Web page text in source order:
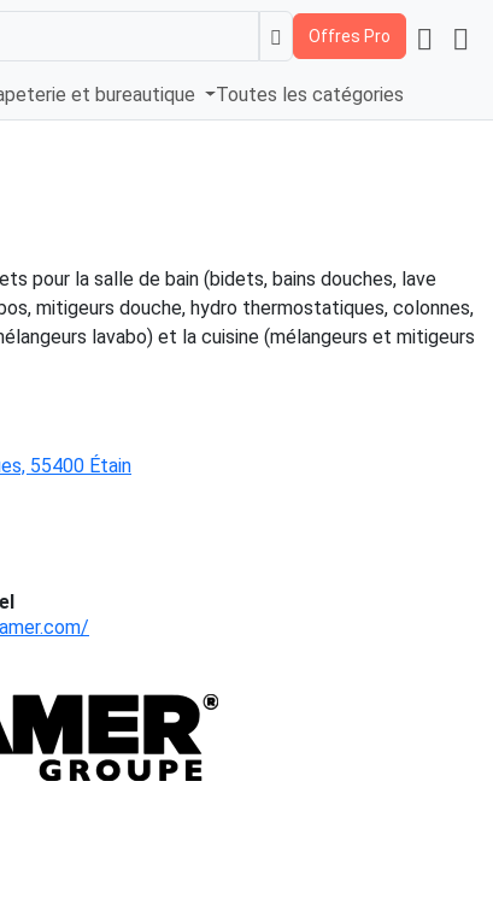
Offres Pro
et bureautique Toutes les catégories
pour la salle de bain (bidets, bains douches, lave
mitigeurs douche, hydro thermostatiques, colonnes,
lavabo) et la cuisine (mélangeurs et mitigeurs
55400 Étain